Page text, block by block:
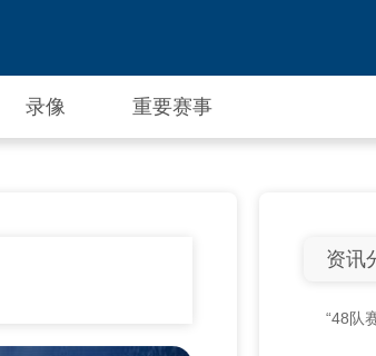
录像 重要赛事
资讯
“48队